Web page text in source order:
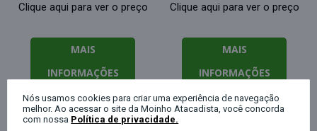
Clique aqui para ver o preço
MAIS
INFORMAÇÕES
Clique aqui para ver o preço
MAIS
INFORMAÇÕES
Nós usamos cookies para criar uma experiência de navegação
melhor. Ao acessar o site da Moinho Atacadista, você concorda
com nossa Política de privacidade.